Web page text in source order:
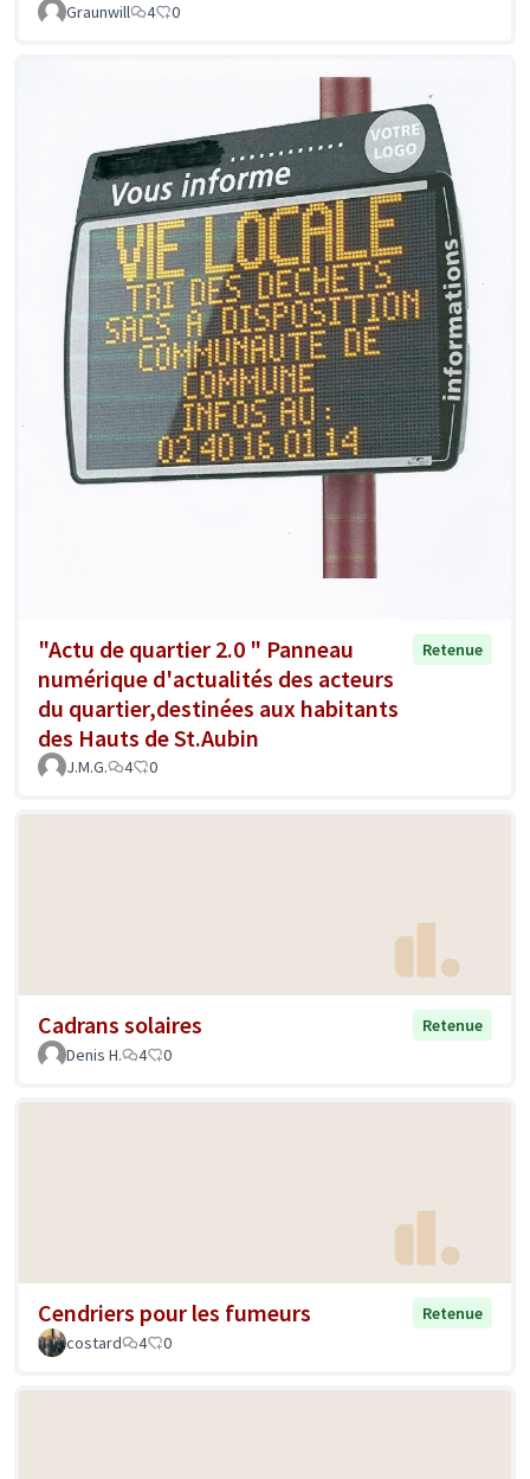
Graunwill 4 0
"Actu de quartier 2.0 " Panneau
numérique d'actualités des acteurs
du quartier,destinées aux habitants
des Hauts de St.Aubin
Retenue
J.M.G. 4 0
Cadrans solaires
Retenue
Denis H.
4 0
Cendriers pour les fumeurs
Retenue
costard
4 0